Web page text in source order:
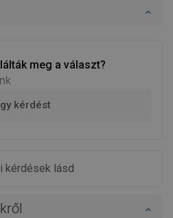
meg a választ?
kérdést
kérdések lásd